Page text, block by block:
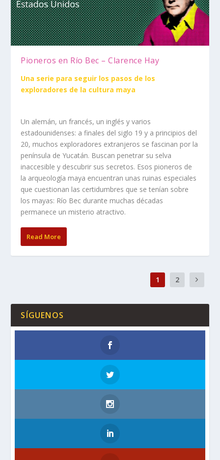
Pioneros en Río Bec – Clarence Hay
Una serie para seguir los pasos de los
exploradores de la cultura maya
Un alemán, un francés, un inglés y varios
estadounidenses: a finales del siglo 19 y a principios del
20, muchos exploradores extranjeros se fascinan por la
península de Yucatán. Buscan penetrar su selva
inaccesible y descubrir sus secretos. Esos pioneros de
la arqueología maya encuentran unas ruinas especiales
que cuestionan las certidumbres que se tenían sobre
los mayas: Río Bec durante muchas décadas
permanece un misterio atractivo.
Read More
1 2
SÍGUENOS